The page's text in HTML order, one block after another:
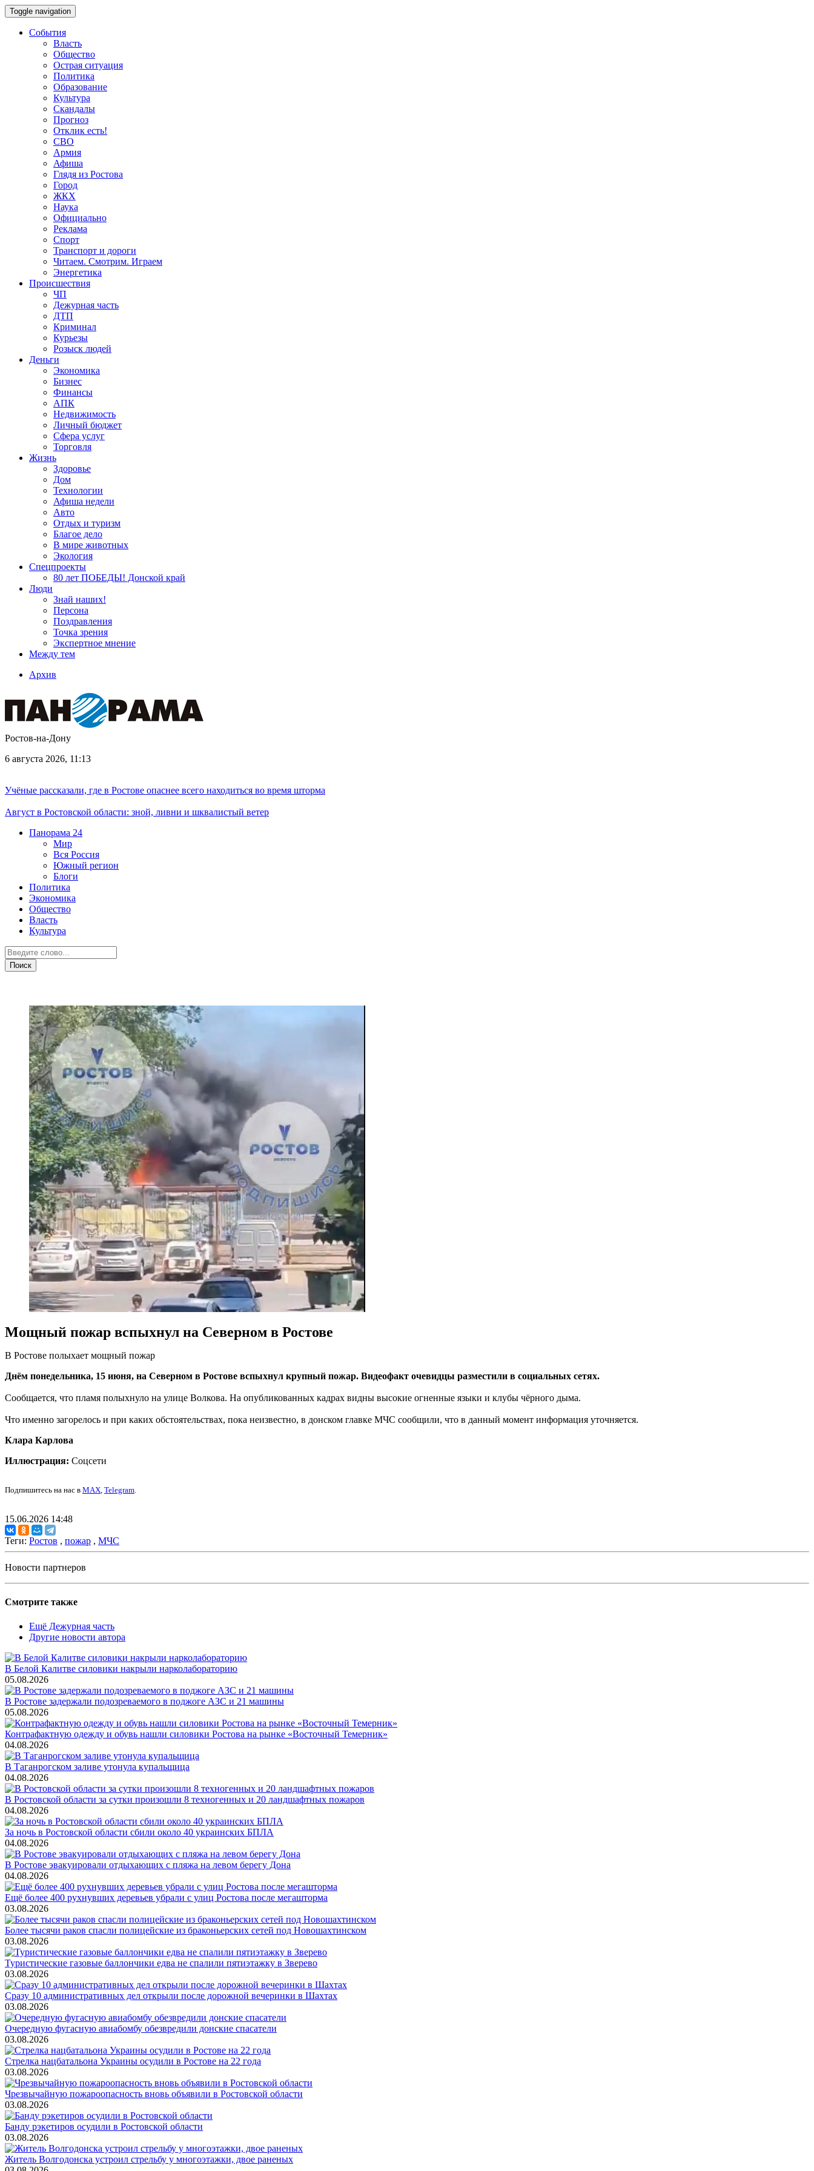
Toggle navigation
События
Власть
Общество
Острая ситуация
Политика
Образование
Культура
Скандалы
Прогноз
Отклик есть!
СВО
Армия
Афиша
Глядя из Ростова
Город
ЖКХ
Наука
Официально
Реклама
Спорт
Транспорт и дороги
Читаем. Смотрим. Играем
Энергетика
Происшествия
ЧП
Дежурная часть
ДТП
Криминал
Курьезы
Розыск людей
Деньги
Экономика
Бизнес
Финансы
АПК
Недвижимость
Личный бюджет
Сфера услуг
Торговля
Жизнь
Здоровье
Дом
Технологии
Афиша недели
Авто
Отдых и туризм
Благое дело
В мире животных
Экология
Спецпроекты
80 лет ПОБЕДЫ! Донской край
Люди
Знай наших!
Персона
Поздравления
Точка зрения
Экспертное мнение
Между тем
Архив
Ростов-на-Дону
6 августа 2026, 11:13
Учёные рассказали, где в Ростове опаснее всего находиться во время шторма
Август в Ростовской области: зной, ливни и шквалистый ветер
Панорама 24
Мир
Вся Россия
Южный регион
Блоги
Политика
Экономика
Общество
Власть
Культура
Мощный пожар вспыхнул на Северном в Ростове
В Ростове полыхает мощный пожар
Днём понедельника, 15 июня, на Северном в Ростове вспыхнул крупный пожар. Видеофакт очевидцы разместили в социальных сетях.
Сообщается, что пламя полыхнуло на улице Волкова. На опубликованных кадрах видны высокие огненные языки и клубы чёрного дыма.
Что именно загорелось и при каких обстоятельствах, пока неизвестно, в донском главке МЧС сообщили, что в данный момент информация уточняется.
Клара Карлова
Иллюстрация: Соцсети
Подпишитесь на нас в MAX, Telegram.
15.06.2026 14:48
Теги: Ростов , пожар , МЧС
Новости партнеров
Смотрите также
Ещё Дежурная часть
Другие новости автора
В Белой Калитве силовики накрыли нарколабораторию
05.08.2026
В Ростове задержали подозреваемого в поджоге АЗС и 21 машины
05.08.2026
Контрафактную одежду и обувь нашли силовики Ростова на рынке «Восточный Темерник»
04.08.2026
В Таганрогском заливе утонула купальщица
04.08.2026
В Ростовской области за сутки произошли 8 техногенных и 20 ландшафтных пожаров
04.08.2026
За ночь в Ростовской области сбили около 40 украинских БПЛА
04.08.2026
В Ростове эвакуировали отдыхающих с пляжа на левом берегу Дона
04.08.2026
Ещё более 400 рухнувших деревьев убрали с улиц Ростова после мегашторма
03.08.2026
Более тысячи раков спасли полицейские из браконьерских сетей под Новошахтинском
03.08.2026
Туристические газовые баллончики едва не спалили пятиэтажку в Зверево
03.08.2026
Сразу 10 административных дел открыли после дорожной вечеринки в Шахтах
03.08.2026
Очередную фугасную авиабомбу обезвредили донские спасатели
03.08.2026
Стрелка нацбатальона Украины осудили в Ростове на 22 года
03.08.2026
Чрезвычайную пожароопасность вновь объявили в Ростовской области
03.08.2026
Банду рэкетиров осудили в Ростовской области
03.08.2026
Житель Волгодонска устроил стрельбу у многоэтажки, двое раненых